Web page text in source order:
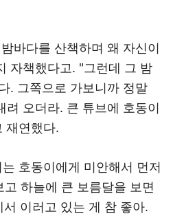
바다를 산책하며 왜 자신이
자책했다고. "그런데 그 밤
. 그쪽으로 가보니까 정말
려 오더라. 큰 튜브에 호동이
재연했다.
호동이에게 미안해서 먼저
하늘에 큰 보름달을 보면
이러고 있는 게 참 좋아.